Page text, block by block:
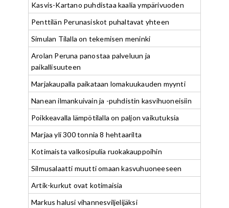
Kasvis-Kartano puhdistaa kaalia ympärivuoden
Penttilän Perunasiskot puhaltavat yhteen
Simulan Tilalla on tekemisen meninki
Arolan Peruna panostaa palveluun ja
paikallisuuteen
Marjakaupalla paikataan lomakuukauden myynti
Nanean ilmankuivain ja -puhdistin kasvihuoneisiin
Poikkeavalla lämpötilalla on paljon vaikutuksia
Marjaa yli 300 tonnia 8 hehtaarilta
Kotimaista valkosipulia ruokakauppoihin
Silmusalaatti muutti omaan kasvuhuoneeseen
Artik-kurkut ovat kotimaisia
Markus halusi vihannesviljelijäksi